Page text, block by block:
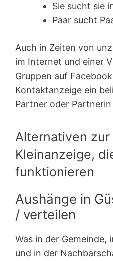
Sie sucht sie
Paar sucht
Auch in Zeiten von
im Internet und einer
Gruppen auf
Kontaktanzeige ein
Partner oder
Alternativen
Kleinanzeige,
funktionieren
Aushänge in
/ verteilen
Was in der Gemeinde,
und in der